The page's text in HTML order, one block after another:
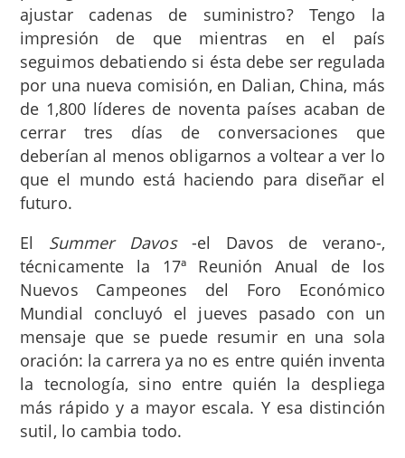
ajustar cadenas de suministro? Tengo la
impresión de que mientras en el país
seguimos debatiendo si ésta debe ser regulada
por una nueva comisión, en Dalian, China, más
de 1,800 líderes de noventa países acaban de
cerrar tres días de conversaciones que
deberían al menos obligarnos a voltear a ver lo
que el mundo está haciendo para diseñar el
futuro.
El Summer Davos-el Davos de verano-,
técnicamente la 17ª Reunión Anual de los
Nuevos Campeones del Foro Económico
Mundial concluyó el jueves pasado con un
mensaje que se puede resumir en una sola
oración: la carrera ya no es entre quién inventa
la tecnología, sino entre quién la despliega
más rápido y a mayor escala. Y esa distinción
sutil, lo cambia todo.